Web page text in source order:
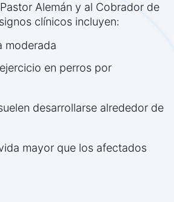
Alemán y al Cobrador de
clínicos incluyen:
moderada
en perros por
desarrollarse alrededor de
mayor que los afectados